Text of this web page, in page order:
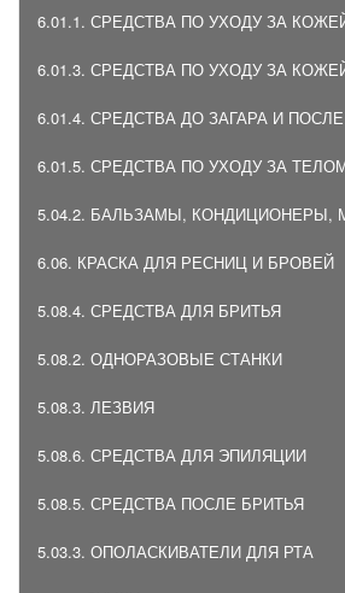
6.01.1. СРЕДСТВА ПО УХОДУ ЗА
6.01.3. СРЕДСТВА ПО УХОДУ ЗА
6.01.4. СРЕДСТВА ДО ЗАГАРА И ПОСЛЕ
6.01.5. СРЕДСТВА ПО УХОДУ ЗА
5.04.2. БАЛЬЗАМЫ, КОНДИЦИОНЕРЫ,
6.06. КРАСКА ДЛЯ РЕСНИЦ И БРОВЕЙ
5.08.4. СРЕДСТВА ДЛЯ БРИТЬЯ
5.08.2. ОДНОРАЗОВЫЕ СТАНКИ
5.08.3. ЛЕЗВИЯ
5.08.6. СРЕДСТВА ДЛЯ ЭПИЛЯЦИИ
5.08.5. СРЕДСТВА ПОСЛЕ БРИТЬЯ
5.03.3. ОПОЛАСКИВАТЕЛИ ДЛЯ РТА